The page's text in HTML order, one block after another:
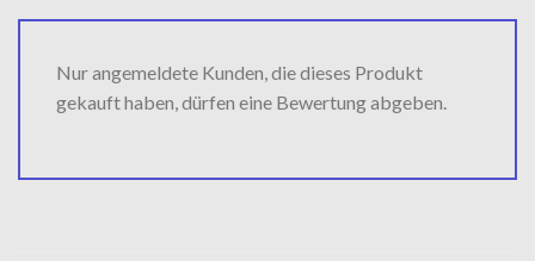
Nur angemeldete Kunden, die dieses Produkt
gekauft haben, dürfen eine Bewertung abgeben.